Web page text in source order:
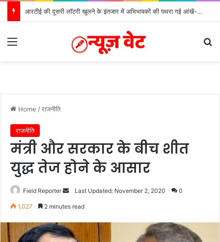
मुख्यमंत्री ने 9 लाख 87 हजार17 पेंशन लाभार्थियों को कुल ₹ 146 करोड़ 32 लाख की पेंशन राशि का किया भुगतान
Menu
Home /राजनीति
राजनीति
मंत्री और सरकार के बीच शीत
युद्ध तेज होने के आसार
Field Reporter
SendLast Updated: November 2, 2020 0
1,027 2 minutes read